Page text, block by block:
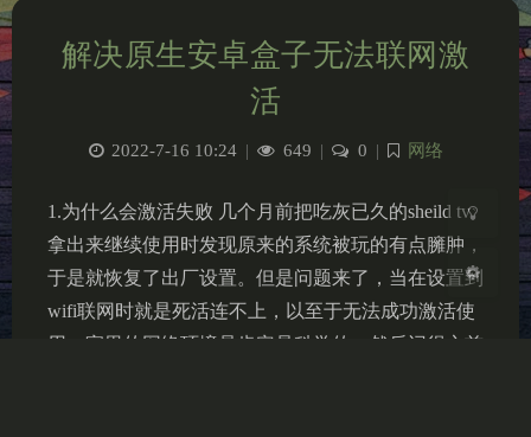
Sans Serif Serif
关闭 日落 暗化
解决原生安卓盒子无法联网激
活
2022-7-16 10:24 | 649 | 0 | 网络
1.为什么会激活失败 几个月前把吃灰已久的sheild tv
拿出来继续使用时发现原来的系统被玩的有点臃肿，
于是就恢复了出厂设置。但是问题来了，当在设置到
wifi联网时就是死活连不上，以至于无法成功激活使
用。家里的网络环境是肯定是科学的，然后记得之前